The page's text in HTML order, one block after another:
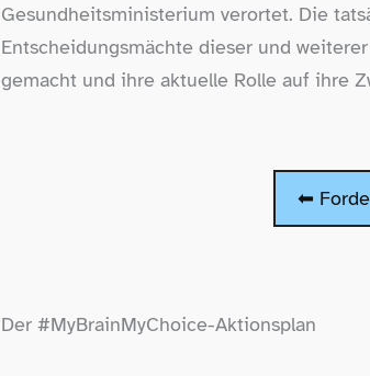
Gesundheitsministerium verortet. Die
Entscheidungsmächte dieser und
gemacht und ihre aktuelle Rolle auf ihre
⬅
Der #MyBrainMyChoice-​Aktionsplan